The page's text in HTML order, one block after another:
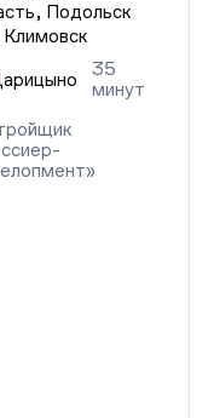
Подольск
Климовск
35
минут